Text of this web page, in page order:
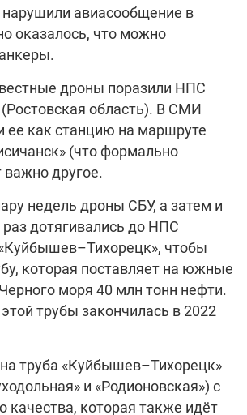
авиасообщение в
оказалось, что можно
дроны поразили НПС
(Ростовская область). В СМИ
ее как станцию на маршруте
(что формально
важно другое.
недель дроны СБУ, а затем и
дотягивались до НПС
чтобы
которая поставляет на южные
моря 40 млн тонн нефти.
трубы закончилась в 2022
труба «Куйбышев–Тихорецк»
и «Родионовская») с
качества, которая также идёт